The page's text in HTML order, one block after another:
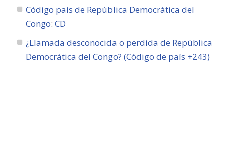
Código país de República Democrática del
Congo:CD
¿Llamada desconocida o perdida de República
Democrática del Congo? (Código de país +243)